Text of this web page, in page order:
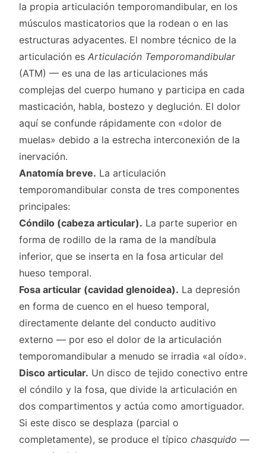
la propia articulación temporomandibular, en los
músculos masticatorios que la rodean o en las
estructuras adyacentes. El nombre técnico de la
articulación es Articulación Temporomandibular
(ATM) — es una de las articulaciones más
complejas del cuerpo humano y participa en cada
masticación, habla, bostezo y deglución. El dolor
aquí se confunde rápidamente con «dolor de
muelas» debido a la estrecha interconexión de la
inervación.
Anatomía breve. La articulación
temporomandibular consta de tres componentes
principales:
Cóndilo (cabeza articular). La parte superior en
forma de rodillo de la rama de la mandíbula
inferior, que se inserta en la fosa articular del
hueso temporal.
Fosa articular (cavidad glenoidea). La depresión
en forma de cuenco en el hueso temporal,
directamente delante del conducto auditivo
externo — por eso el dolor de la articulación
temporomandibular a menudo se irradia «al oído».
Disco articular. Un disco de tejido conectivo entre
el cóndilo y la fosa, que divide la articulación en
dos compartimentos y actúa como amortiguador.
Si este disco se desplaza (parcial o
completamente), se produce el típico chasquido —